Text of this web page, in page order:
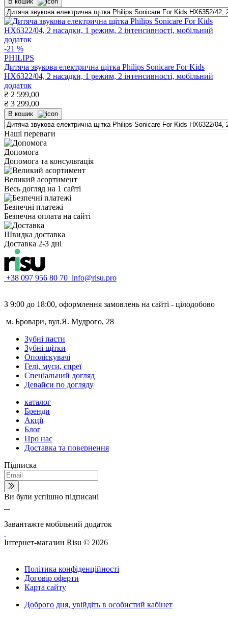
-21 %
PHILIPS
Дитяча звукова електрична щітка Philips Sonicare For Kids
HX6322/04, 2 насадки, 1 режим, 2 інтенсивності, мобільний
додаток
₴ 2 599,00
₴ 3 299,00
В кошик
Наші переваги
Допомога
Допомога та консультація
Великий асортимент
Весь догляд на 1 сайті
Безпечні платежі
Безпечна оплата на сайті
Швидка доставка
Доставка 2-3 дні
+38 097 956 80 70 info@risu.pro
З 9:00 до 18:00, оформлення замовлень на сайті - цілодобово
м. Бровари, вул.Я. Мудрого, 28
Зубні пасти
Зубні щітки
Ополіскувачі
Гелі, муси, спреї
Спеціальний догляд
Девайси по догляду
каталог
Бренди
Акції
Блог
Про нас
Доставка та повернення
Підписка
Ви були успішно підписані
Завантажте мобільний додаток
Інтернет-магазин Risu © 2026
Політика конфіденційності
Договір оферти
Карта сайту
Доброго дня, увійдіть в особистий кабінет